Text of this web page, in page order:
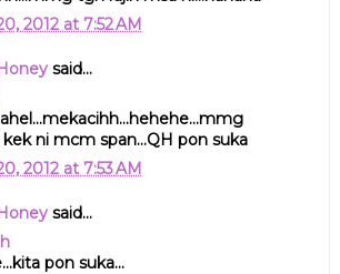
2012 at 7:52 AM
said...
ni mcm span...QH pon suka
2012 at 7:53 AM
said...
pon suka...